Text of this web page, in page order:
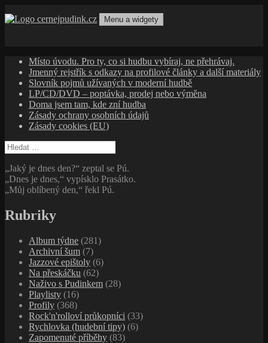
k
Menu a widgety
Místo úvodu. Pro ty, co si hudbu vybíraj, ne přehrávaj.
Jmenný rejstřík s odkazy na profilové články a další materiály
Slovník pojmů užívaných v moderní hudbě
LP/CD/DVD – poptávka, prodej nebo výměna
Doma jsem tam, kde zní hudba
Zásady ochrany osobních údajů
Zásady cookies (EU)
Vyhledávání
„Jaký je dnes den?“ zeptal se Pú.
„Dnes je dnes,“ vypísklo Prasátko.
„Můj oblíbený den,“ řekl Pú.
Rubriky
Album týdne (281)
Archivní šum (7)
Jazzové epištoly (6)
Na přeskáčku (62)
Naživo s Pudinkem (28)
Playlisty (16)
Profily (368)
Rock'n'rolloví průkopníci (33)
Rychlovka (hudební tipy) (6)
Zapomenuté příběhy (83)